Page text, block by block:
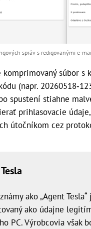
správ s redigovanými e-
súbor s
(napr.
spustení stiahne
prihlasovacie
útočníkom cez
ako „Agent
ako údajne
PC. Výrobcovia však